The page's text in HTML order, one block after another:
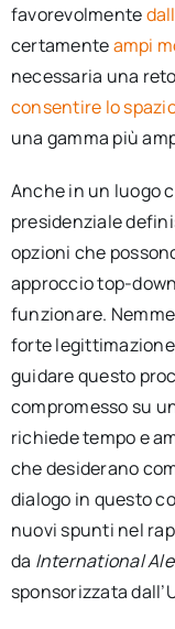
favorevolmente
certamenteampi
necessaria una
consentire lo
una gamma più
Anche in un luogo
presidenziale
opzioni che
approccio top-
funzionare.
forte
guidare questo
compromesso su
richiede tempo e
che desiderano
dialogo in questo
nuovi spunti nel
da International
sponsorizzata